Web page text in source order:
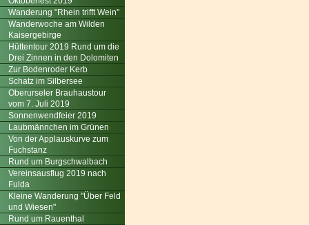
Wanderung "Rhein trifft Wein"
Wanderwoche am Wilden
Kaisergebirge
Hüttentour 2019 Rund um die
Drei Zinnen in den Dolomiten
Zur Bodenroder Kerb
Schatz im Silbersee
Oberurseler Brauhaustour
vom 7. Juli 2019
Sonnenwendfeier 2019
Laubmännchen im Grünen
Von der Applauskurve zum
Fuchstanz
Rund um Burgschwalbach
Vereinsausflug 2019 nach
Fulda
Kleine Wanderung "Über Feld
und Wiesen"
Rund um Rauenthal